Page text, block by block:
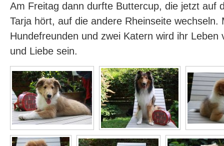
Am Freitag dann durfte Buttercup, die jetzt auf
Tarja hört, auf die andere Rheinseite wechseln.
Hundefreunden und zwei Katern wird ihr Leben
und Liebe sein.